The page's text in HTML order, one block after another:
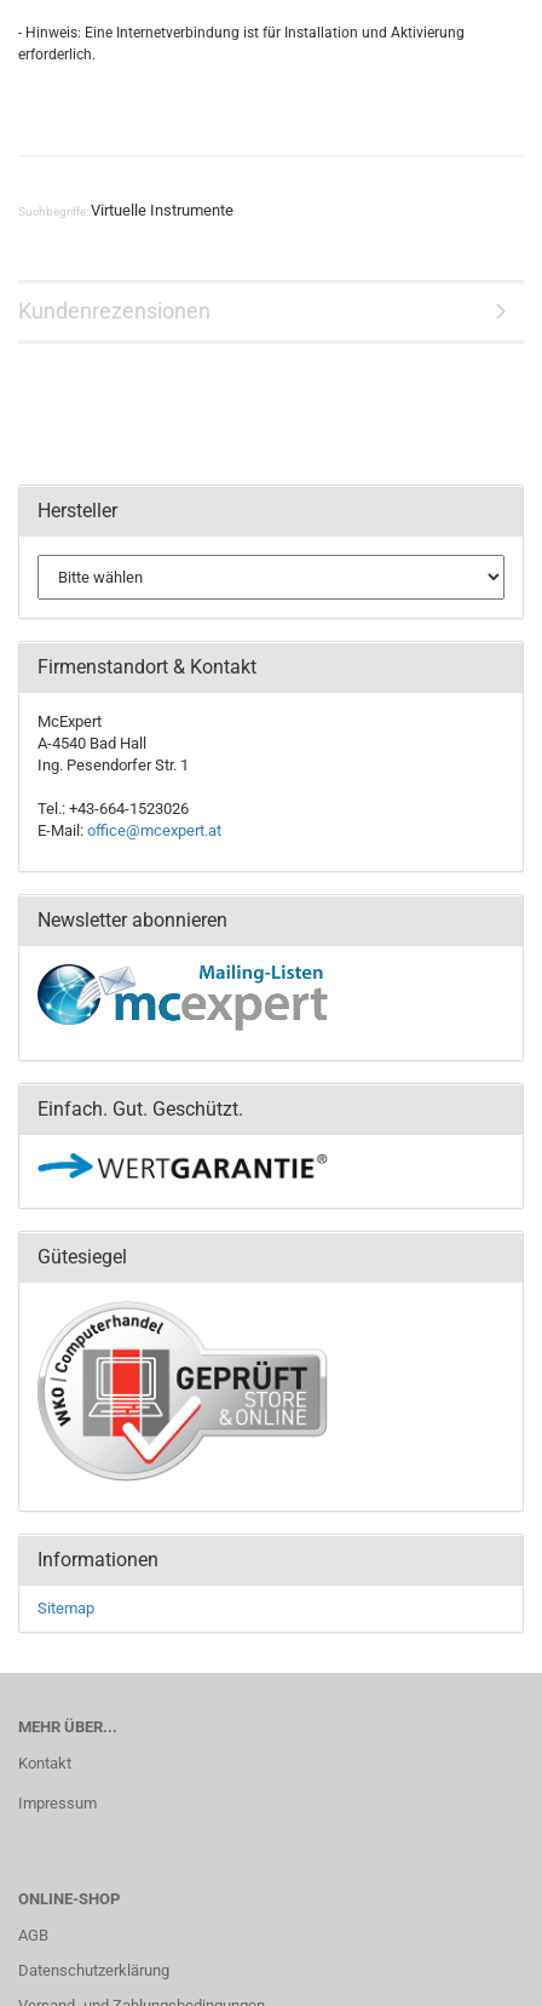
- Hinweis: Eine Internetverbindung ist für Installation und Aktivierung
erforderlich.
Suchbegriffe:Virtuelle Instrumente
Kundenrezensionen
Hersteller
Firmenstandort & Kontakt
McExpert
A-4540 Bad Hall
Ing. Pesendorfer Str. 1
Tel.: +43-664-1523026
E-Mail: office@mcexpert.at
Newsletter abonnieren
Einfach. Gut. Geschützt.
Gütesiegel
Informationen
Sitemap
MEHR ÜBER...
Kontakt
Impressum
ONLINE-SHOP
AGB
Datenschutzerklärung